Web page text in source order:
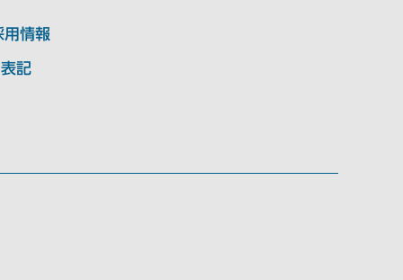
用情報
記